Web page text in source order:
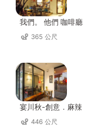
我們。 他們 咖啡廳
365 公尺
宴川秋-創意．麻辣
446 公尺